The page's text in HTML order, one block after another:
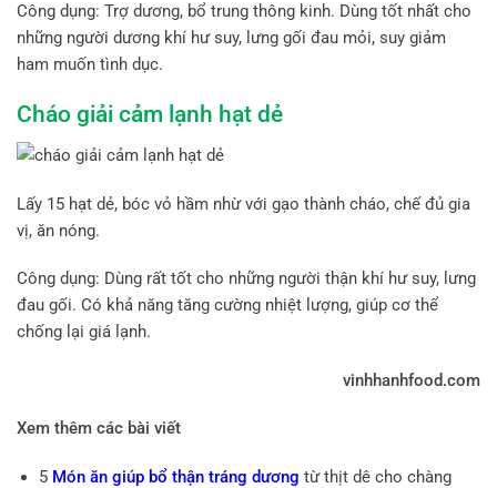
Công dụng: Trợ dương, bổ trung thông kinh. Dùng tốt nhất cho
những người dương khí hư suy, lưng gối đau mỏi, suy giảm
ham muốn tình dục.
Cháo giải cảm lạnh hạt dẻ
Lấy 15 hạt dẻ, bóc vỏ hầm nhừ với gạo thành cháo, chế đủ gia
vị, ăn nóng.
Công dụng: Dùng rất tốt cho những người thận khí hư suy, lưng
đau gối. Có khả năng tăng cường nhiệt lượng, giúp cơ thể
chống lại giá lạnh.
vinhhanhfood.com
Xem thêm các bài viết
5 Món ăn giúp bổ thận tráng dương từ thịt dê cho chàng